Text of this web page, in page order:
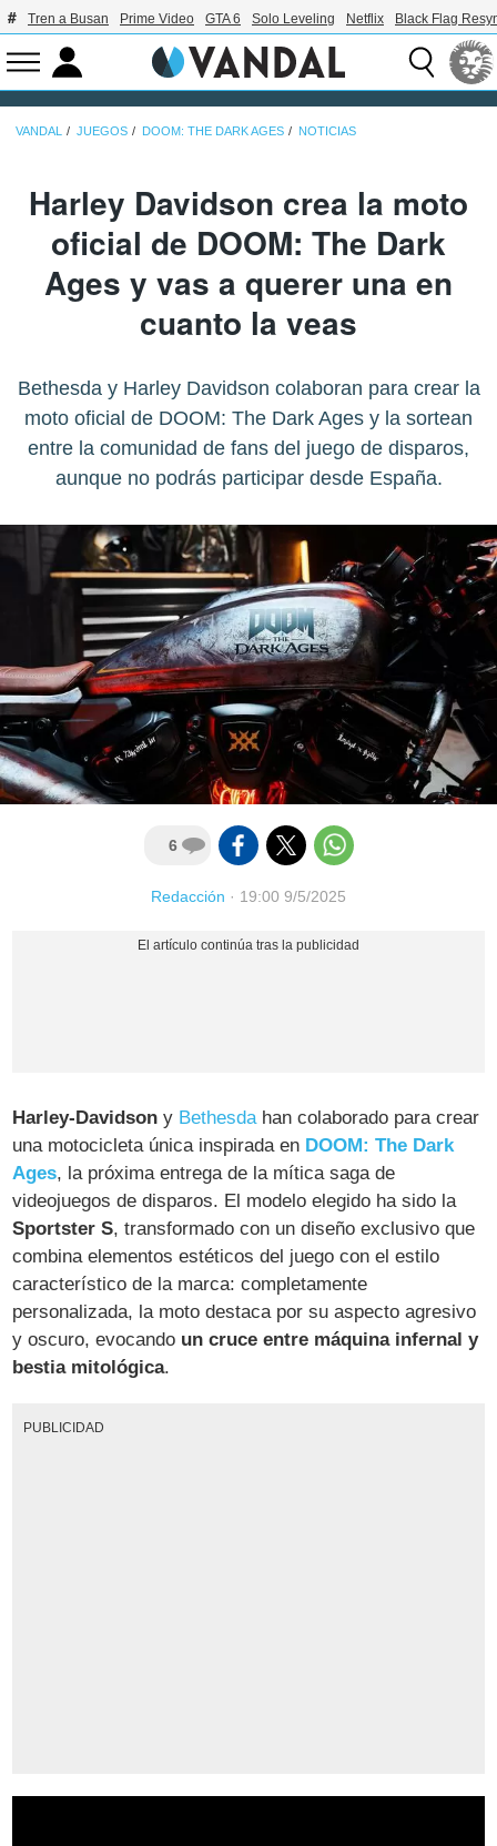
Tren a Busan Prime Video GTA 6 Solo Leveling Netflix Black Flag
VANDAL JUEGOS DOOM: THE DARK AGES NOTICIAS
Harley Davidson crea la moto
oficial de DOOM: The Dark
Ages y vas a querer una en
cuanto la veas
Bethesda y Harley Davidson colaboran para crear la
moto oficial de DOOM: The Dark Ages y la sortean
entre la comunidad de fans del juego de disparos,
aunque no podrás participar desde España.
6
Redacción · 19:00 9/5/2025
Harley-Davidson y Bethesdahan colaborado para crear
una motocicleta única inspirada en DOOM: The Dark
Ages, la próxima entrega de la mítica saga de
videojuegos de disparos. El modelo elegido ha sido la
Sportster S, transformado con un diseño exclusivo que
combina elementos estéticos del juego con el estilo
característico de la marca: completamente
personalizada, la moto destaca por su aspecto agresivo
y oscuro, evocando un cruce entre máquina infernal y
bestia mitológica.
PUBLICIDAD